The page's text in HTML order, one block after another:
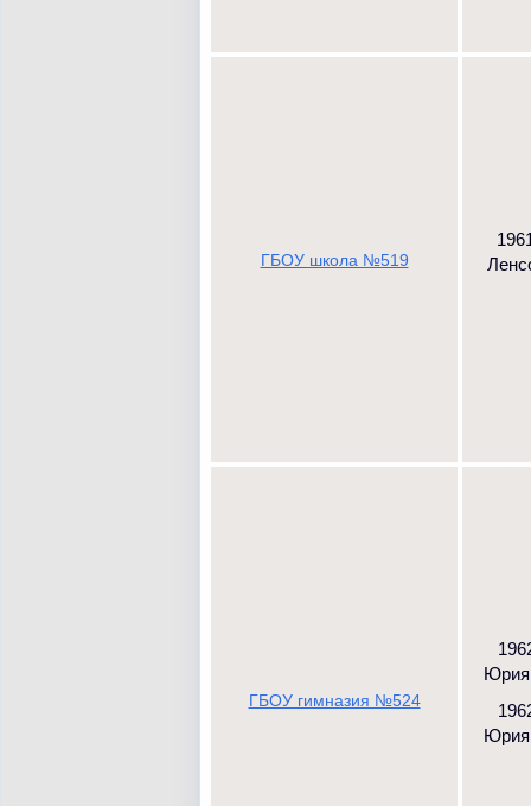
ГБОУ школа №519
ГБОУ гимназия №524
Юрия
Юрия